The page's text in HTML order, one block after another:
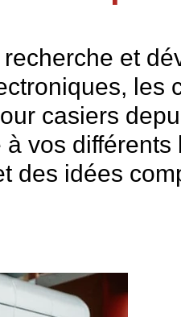
et
les
casiers
vos
des idées